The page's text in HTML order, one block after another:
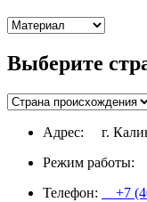
Выберите
Адрес: г.
Режим работы:
Телефон:
+7